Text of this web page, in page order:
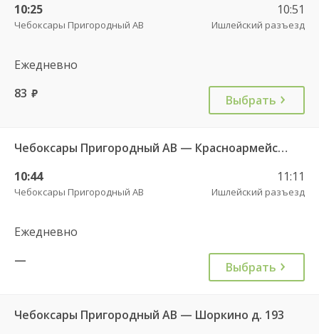
10:25
Чебоксары Пригородный АВ
10:51
Ишлейский разъезд
Ежедневно
83 руб. Выбрать
Чебоксары Пригородный АВ — Красноармейское с. ДКП 121
10:44
Чебоксары Пригородный АВ
11:11
Ишлейский разъезд
Ежедневно
—
Выбрать
Чебоксары Пригородный АВ — Шоркино д. 193